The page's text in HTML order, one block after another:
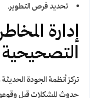
تحديد فرص التطوير.
إدارة
التصحيحية
تركز أنظمة الجودة الحديثة
حدوث المشكلات قبل